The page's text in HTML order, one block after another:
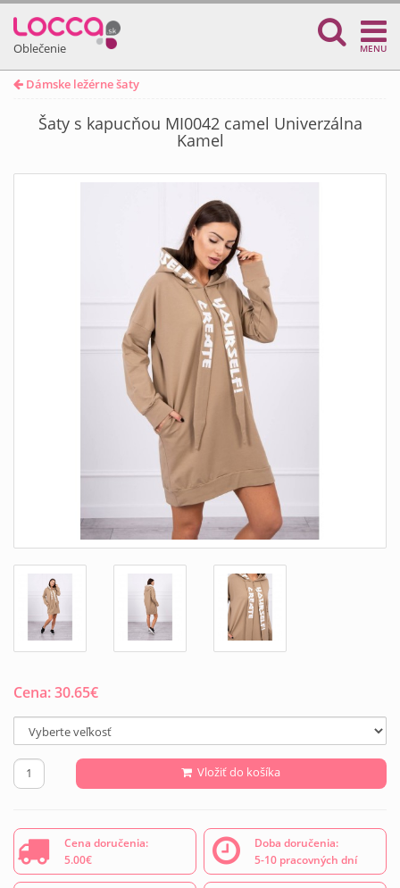
Oblečenie MENU
Dámske ležérne šaty
Šaty s kapucňou MI0042 camel Univerzálna
Kamel
Cena:30.65€
Vložiť do košíka
Cena doručenia:
5.00€
Doba doručenia:
5-10 pracovných dní